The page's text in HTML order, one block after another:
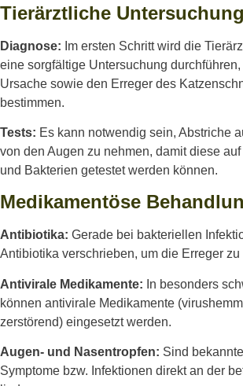
Tierärztliche Untersuchung
Diagnose: Im ersten Schritt wird die
eine sorgfältige Untersuchung
Ursache sowie den Erreger des
bestimmen.
Tests: Es kann notwendig sein, Abstriche
von den Augen zu nehmen, damit diese
und Bakterien getestet werden können.
Medikamentöse
Antibiotika: Gerade bei bakteriellen
Antibiotika verschrieben, um die Erreger zu
Antivirale Medikamente: In besonders
können antivirale Medikamente
zerstörend) eingesetzt werden.
Augen- und Nasentropfen: Sind
Symptome bzw. Infektionen direkt an der